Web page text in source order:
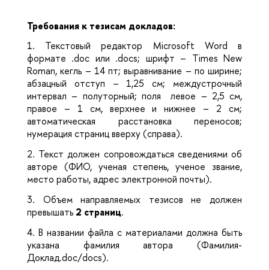
Требования к тезисам докладов:
1. Текстовый редактор Microsoft Word в
формате .doc или .docs; шрифт – Times New
Roman, кегль – 14 пт; выравнивание – по ширине;
абзацный отступ – 1,25 см; междустрочный
интервал – полуторный; поля левое – 2,5 см,
правое – 1 см, верхнее и нижнее – 2 см;
автоматическая расстановка переносов;
нумерация страниц вверху (справа).
2. Текст должен сопровождаться сведениями об
авторе (ФИО, ученая степень, ученое звание,
место работы, адрес электронной почты).
3. Объем направляемых тезисов не должен
превышать 2 страниц.
4. В названии файла с материалами должна быть
указана фамилия автора (Фамилия-
Доклад.doc/docs).